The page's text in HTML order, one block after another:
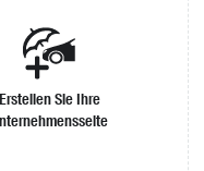
Erstellen Sie Ihre